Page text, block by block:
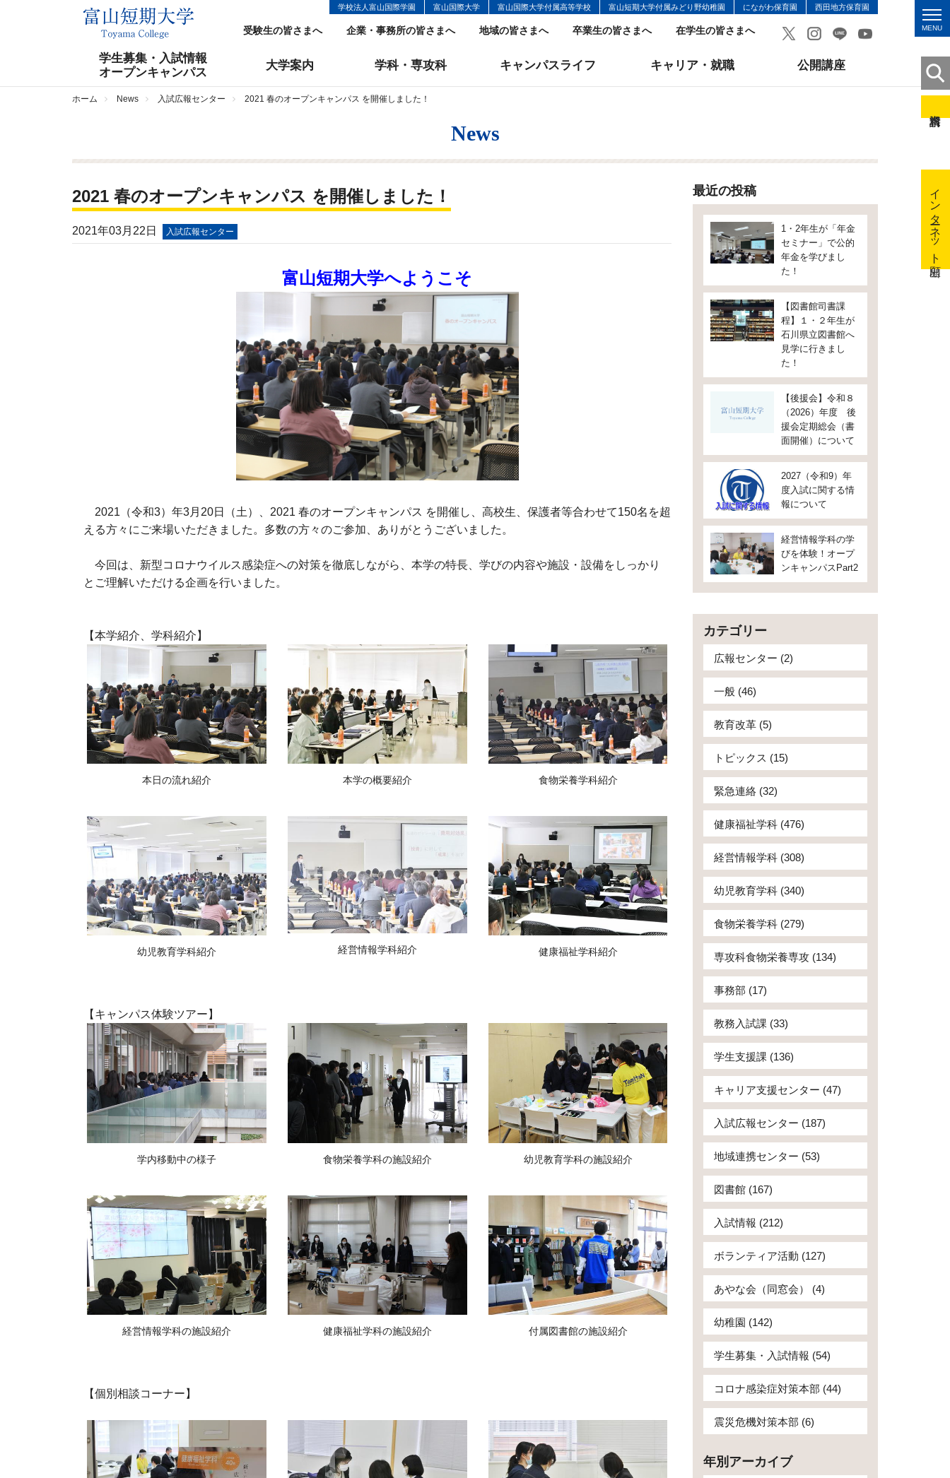
学校法人富山国際学園 富山国際大学 富山国際大学付属高等学校 富山短期大学付属みどり野幼稚園 にながわ保育園 西田地方保育園
受験生の皆さまへ 企業・事務所の皆さまへ 地域の皆さまへ 卒業生の皆さまへ 在学生の皆さまへ MENU
学生募集・入試情報
オープンキャンパス
大学案内 学科・専攻科 キャンパスライフ キャリア・就職 公開講座
インターネット出願
ホーム News 入試広報センター 2021 春のオープンキャンパス を開催しました！
News
2021 春のオープンキャンパス を開催しました！
2021年03月22日 入試広報センター
富山短期大学へようこそ
2021（令和3）年3月20日（土）、2021 春のオープンキャンパス を開催し、高校生、保護者等合わせて150名を超
える方々にご来場いただきました。多数の方々のご参加、ありがとうございました。
今回は、新型コロナウイルス感染症への対策を徹底しながら、本学の特長、学びの内容や施設・設備をしっかり
とご理解いただける企画を行いました。
【本学紹介、学科紹介】
本日の流れ紹介 本学の概要紹介 食物栄養学科紹介
幼児教育学科紹介 経営情報学科紹介 健康福祉学科紹介
【キャンパス体験ツアー】
学内移動中の様子 食物栄養学科の施設紹介 幼児教育学科の施設紹介
経営情報学科の施設紹介 健康福祉学科の施設紹介 付属図書館の施設紹介
【個別相談コーナー】
最近の投稿
1・2年生が「年金
セミナー」で公的
年金を学びまし
た！
【図書館司書課
程】１・２年生が
石川県立図書館へ
見学に行きまし
た！
【後援会】令和８
（2026）年度 後
援会定期総会（書
面開催）について
2027（令和9）年
度入試に関する情
報について
経営情報学科の学
びを体験！オープ
ンキャンパスPart2
カテゴリー
広報センター (2)
一般 (46)
教育改革 (5)
トピックス (15)
緊急連絡 (32)
健康福祉学科 (476)
経営情報学科 (308)
幼児教育学科 (340)
食物栄養学科 (279)
専攻科食物栄養専攻 (134)
事務部 (17)
教務入試課 (33)
学生支援課 (136)
キャリア支援センター (47)
入試広報センター (187)
地域連携センター (53)
図書館 (167)
入試情報 (212)
ボランティア活動 (127)
あやな会（同窓会） (4)
幼稚園 (142)
学生募集・入試情報 (54)
コロナ感染症対策本部 (44)
震災危機対策本部 (6)
年別アーカイブ